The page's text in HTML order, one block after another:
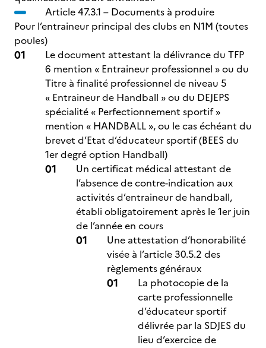
Article 47.3.1 – Documents à produire
Pour l’entraineur principal des clubs en N1M (toutes
poules)
Le document attestant la délivrance du TFP
6 mention « Entraineur professionnel » ou du
Titre à finalité professionnel de niveau 5
« Entraineur de Handball » ou du DEJEPS
spécialité « Perfectionnement sportif »
mention « HANDBALL », ou le cas échéant du
brevet d’Etat d’éducateur sportif (BEES du
1er degré option Handball)
Un certificat médical attestant de
l’absence de contre-indication aux
activités d’entraineur de handball,
établi obligatoirement après le 1er juin
de l’année en cours
Une attestation d’honorabilité
visée à l’article 30.5.2 des
règlements généraux
La photocopie de la
carte professionnelle
d’éducateur sportif
délivrée par la SDJES du
lieu d’exercice de